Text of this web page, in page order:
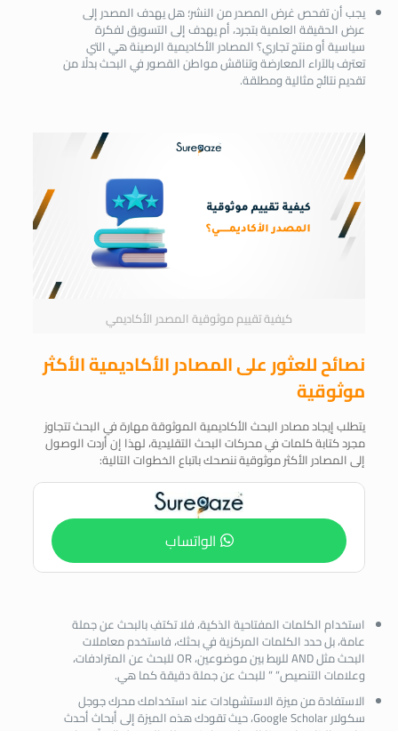
يجب أن تفحص غرض المصدر من النشر؛ هل يهدف المصدر إلى
عرض الحقيقة العلمية بتجرد، أم يهدف إلى التسويق لفكرة
سياسية أو منتج تجاري؟ المصادر الأكاديمية الرصينة هي التي
تعترف بالآراء المعارضة وتناقش مواطن القصور في البحث بدلًا من
تقديم نتائج مثالية ومطلقة.
كيفية تقييم موثوقية المصدر الأكاديمي
نصائح للعثور على المصادر الأكاديمية الأكثر
موثوقية
يتطلب إيجاد مصادر البحث الأكاديمية الموثوقة مهارة في البحث تتجاوز
مجرد كتابة كلمات في محركات البحث التقليدية، لهذا إن أردت الوصول
إلى المصادر الأكثر موثوقية ننصحك باتباع الخطوات التالية:
الواتساب
استخدام الكلمات المفتاحية الذكية، فلا تكتفِ بالبحث عن جملة
عامة، بل حدد الكلمات المركزية في بحثك، فاستخدم معاملات
البحث مثل AND للربط بين موضوعين، OR للبحث عن المترادفات،
وعلامات التنصيص” ” للبحث عن جملة دقيقة كما هي.
الاستفادة من ميزة الاستشهادات عند استخدامك محرك جوجل
سكولار Google Scholar، حيث تقودك هذه الميزة إلى أبحاث أحدث